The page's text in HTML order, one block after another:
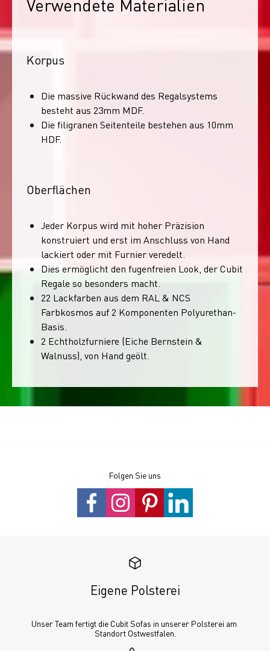
Verwendete Materialien
Korpus
Die massive Rückwand des Regalsystems
besteht aus 23mm MDF.
Die filigranen Seitenteile bestehen aus 10mm
HDF.
Oberflächen
Jeder Korpus wird mit hoher Präzision
konstruiert und erst im Anschluss von Hand
lackiert oder mit Furnier veredelt.
Dies ermöglicht den fugenfreien Look, der Cubit
Regale so besonders macht.
22 Lackfarben aus dem RAL & NCS
Farbkosmos auf 2 Komponenten Polyurethan-
Basis.
2 Echtholzfurniere (Eiche Bernstein &
Walnuss), von Hand geölt.
Folgen Sie uns
Eigene Polsterei
Unser Team fertigt die Cubit Sofas in unserer Polsterei am
Standort Ostwestfalen.